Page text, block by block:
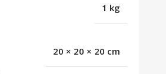
1 kg
20 × 20 × 20 cm